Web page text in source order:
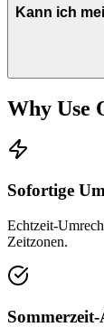
Kann ich
Why Use
Sofortige
Echtzeit-
Zeitzonen.